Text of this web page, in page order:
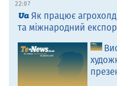
22:07
Як працює
та міжнародний